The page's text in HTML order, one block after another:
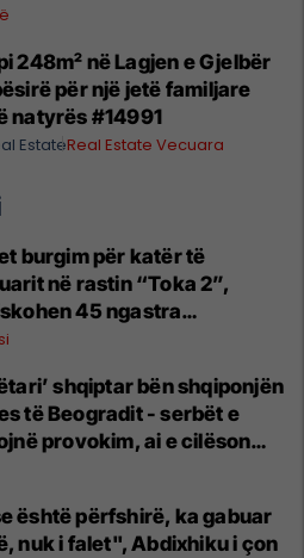
248m² në Lagjen e Gjelbër
për një jetë familjare
natyrës #14991
EstateReal Estate Vecuara
burgim për katër të
në rastin “Toka 2”,
45 ngastra
shqiptar bën shqiponjën
të Beogradit - serbët e
provokim, ai e cilëson
të identitetit
është përfshirë, ka gabuar
nuk i falet", Abdixhiku i çon